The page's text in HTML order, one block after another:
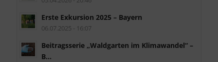
Erste Exkursion 2025 – Bayern
06.07.2025 - 16:07
Beitragsserie „Waldgarten im Klimawandel“ –
B...